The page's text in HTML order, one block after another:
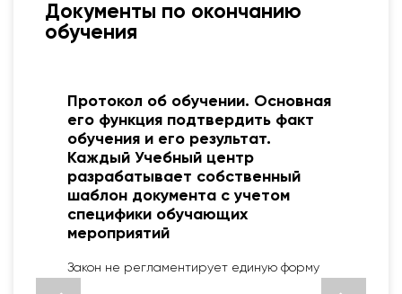
Документы по окончанию
обучения
Удостоверение— это документ,
подтверждающий повышение
разряда/квалификации по
рабочей профессии, выдается
после обучения со
свидетельством о присвоении
профессии.
«Об образовании в РФ»